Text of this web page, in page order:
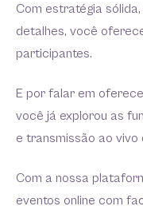
Com estratégia
detalhes, você
participantes.
E por falar em
você já explorou as
e transmissão ao vivo
Com a nossa
eventos online com